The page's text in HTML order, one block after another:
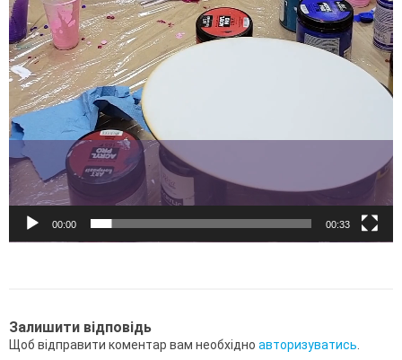
00:00 00:33
Залишити відповідь
Щоб відправити коментар вам необхідно авторизуватись.